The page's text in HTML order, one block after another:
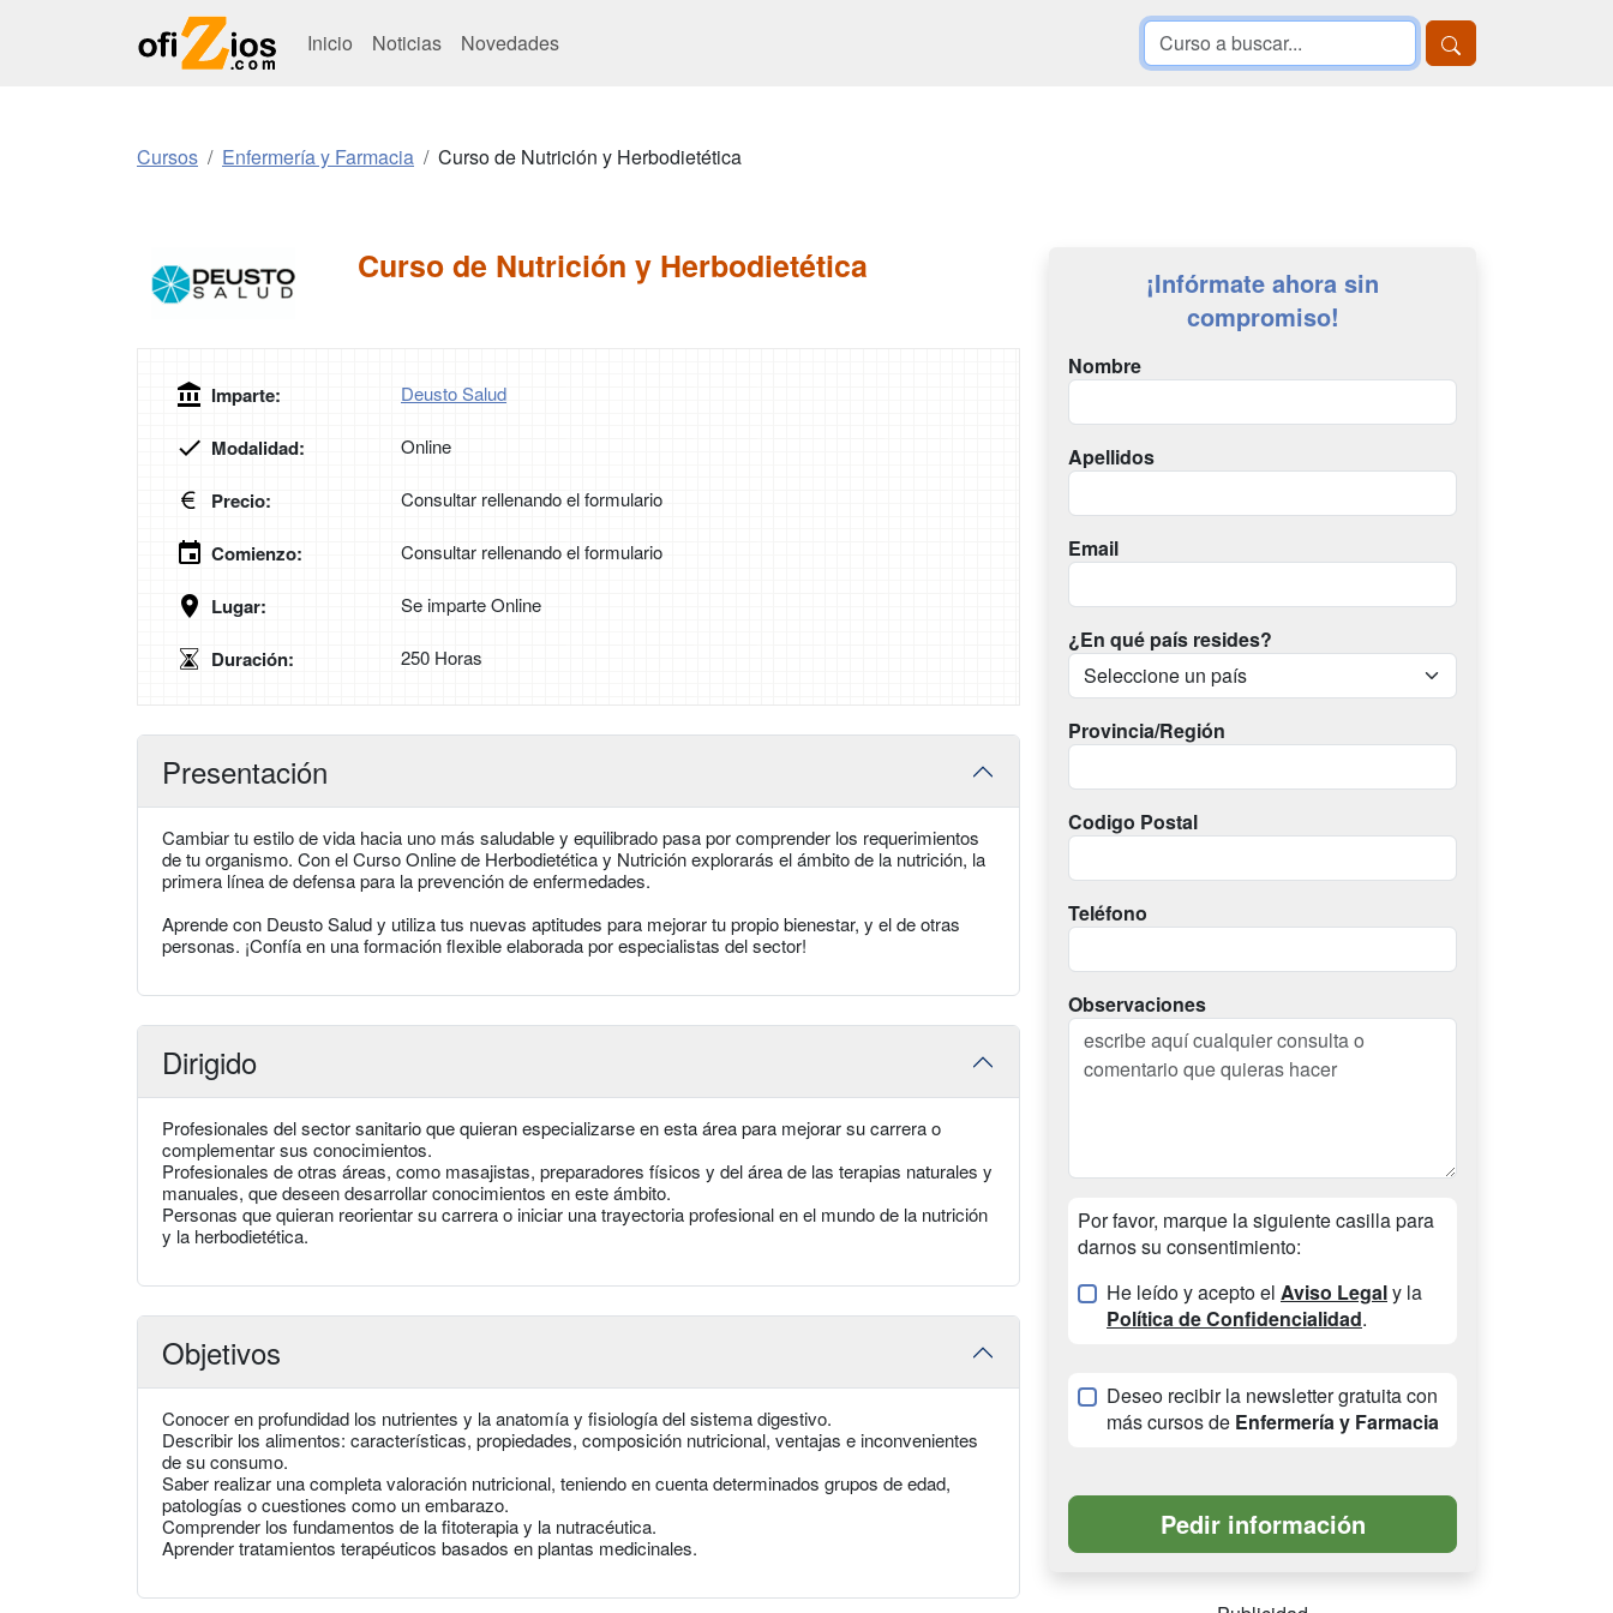
Inicio Noticias Novedades
Cursos Enfermería y Farmacia Curso de Nutrición y Herbodietética
Curso de Nutrición y Herbodietética
Imparte: Deusto Salud
Modalidad: Online
Precio: Consultar rellenando el formulario
Comienzo: Consultar rellenando el formulario
Lugar: Se imparte Online
Duración: 250 Horas
Presentación
Cambiar tu estilo de vida hacia uno más saludable y equilibrado pasa por comprender los requerimientos
de tu organismo. Con el Curso Online de Herbodietética y Nutrición explorarás el ámbito de la nutrición, la
primera línea de defensa para la prevención de enfermedades.
Aprende con Deusto Salud y utiliza tus nuevas aptitudes para mejorar tu propio bienestar, y el de otras
personas. ¡Confía en una formación flexible elaborada por especialistas del sector!
Dirigido
Profesionales del sector sanitario que quieran especializarse en esta área para mejorar su carrera o
complementar sus conocimientos.
Profesionales de otras áreas, como masajistas, preparadores físicos y del área de las terapias naturales y
manuales, que deseen desarrollar conocimientos en este ámbito.
Personas que quieran reorientar su carrera o iniciar una trayectoria profesional en el mundo de la nutrición
y la herbodietética.
Objetivos
Conocer en profundidad los nutrientes y la anatomía y fisiología del sistema digestivo.
Describir los alimentos: características, propiedades, composición nutricional, ventajas e inconvenientes
de su consumo.
Saber realizar una completa valoración nutricional, teniendo en cuenta determinados grupos de edad,
patologías o cuestiones como un embarazo.
Comprender los fundamentos de la fitoterapia y la nutracéutica.
Aprender tratamientos terapéuticos basados en plantas medicinales.
¡Infórmate ahora sin
compromiso!
Nombre
Apellidos
Email
¿En qué país resides?
Provincia/Región
Codigo Postal
Teléfono
Observaciones
Por favor, marque la siguiente casilla para
darnos su consentimiento:
He leído y acepto el Aviso Legaly la
Política de Confidencialidad.
Deseo recibir la newsletter gratuita con
más cursos de Enfermería y Farmacia